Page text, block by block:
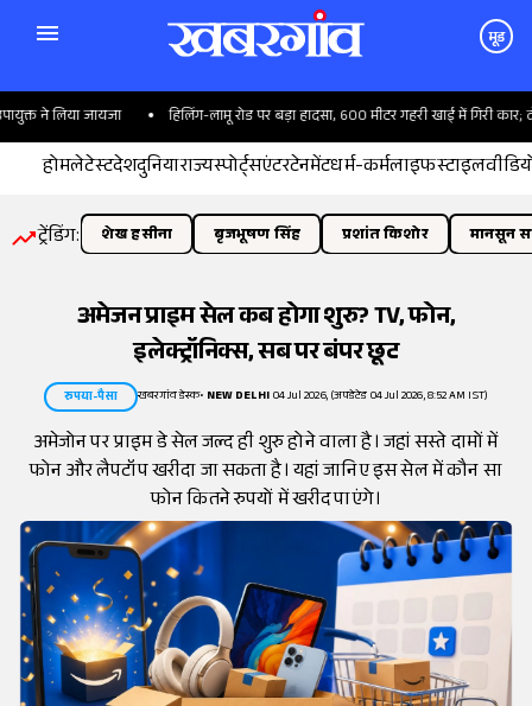
मूड
ने लिया जायजा हिलिंग-लामू रोड पर बड़ा हादसा, 600 मीटर गहरी खाई में गिरी कार; दो
होमलेटेस्टदेशदुनियाराज्यस्पोर्ट्सएंटरटेनमेंटधर्म-कर्मलाइफस्टाइल
ट्रेंडिंग: शेख हसीना बृजभूषण सिंह प्रशांत किशोर मानसून
अमेजन प्राइम सेल कब होगा शुरु? TV, फोन,
इलेक्ट्रॉनिक्स, सब पर बंपर छूट
रुपया-पैसा खबरगांव डेस्क• NEW DELHI04 Jul 2026, (अपडेटेड 04 Jul 2026, 8:52 AM IST)
अमेजोन पर प्राइम डे सेल जल्द ही शुरु होने वाला है। जहां सस्ते दामों में
फोन और लैपटॉप खरीदा जा सकता है। यहां जानिए इस सेल में कौन सा
फोन कितने रुपयों में खरीद पाएंगे।